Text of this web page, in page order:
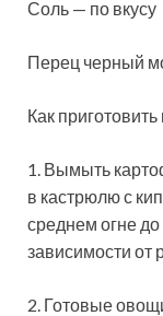
Соль — по вкусу
Перец черный
Как
1. Вымыть
в кастрюлю с
среднем огне
зависимости от
2. Готовые